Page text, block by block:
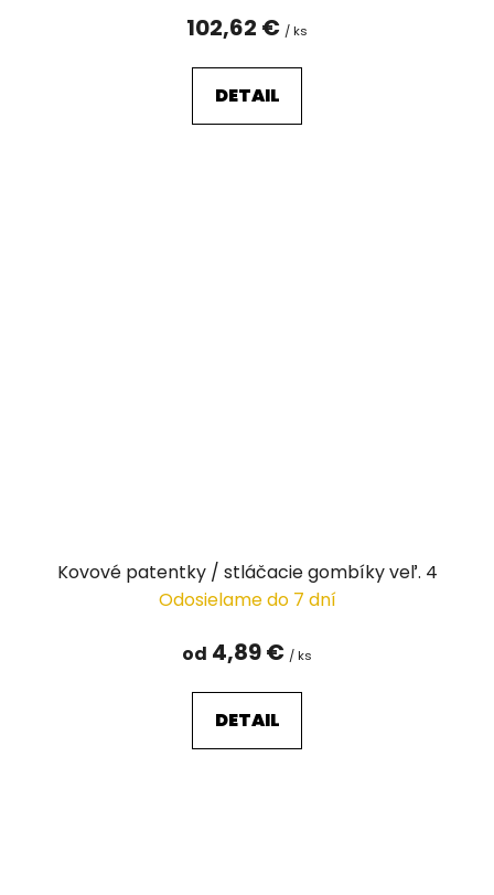
102,62 € / ks
DETAIL
Kovové patentky / stláčacie gombíky veľ. 4
Odosielame do 7 dní
od 4,89 € / ks
DETAIL